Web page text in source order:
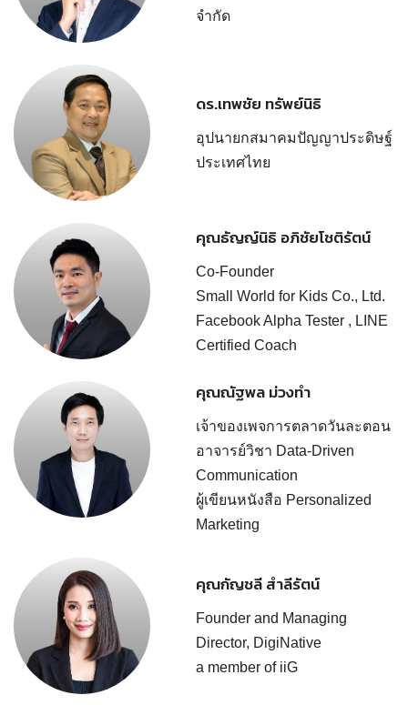
จำกัด
ดร.เทพชัย ทรัพย์นิธิ
อุปนายกสมาคมปัญญาประดิษฐ์
ประเทศไทย
คุณธัญญ์นิธิ อภิชัยโชติรัตน์
Co-Founder
Small World for Kids Co., Ltd.
Facebook Alpha Tester , LINE
Certified Coach
คุณณัฐพล ม่วงทำ
เจ้าของเพจการตลาดวันละตอน
อาจารย์วิชา Data-Driven
Communication
ผู้เขียนหนังสือ Personalized
Marketing
คุณกัญชลี สำลีรัตน์
Founder and Managing
Director, DigiNative
a member of iiG